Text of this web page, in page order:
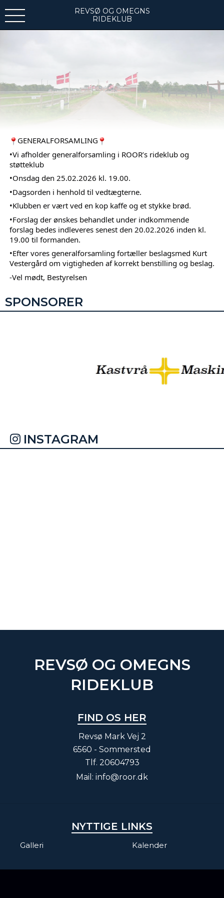
REVSØ OG OMEGNS
RIDEKLUB
GENERALFORSAMLING
•Vi afholder generalforsamling i ROOR’s rideklub og
støtteklub
•Onsdag den 25.02.2026 kl. 19.00.
•Dagsorden i henhold til vedtægterne.
•Klubben er vært ved en kop kaffe og et stykke brød.
•Forslag der ønskes behandlet under indkommende
forslag bedes indleveres senest den 20.02.2026 inden kl.
19.00 til formanden.
•Efter vores generalforsamling fortæller beslagsmed Kurt
Vestergård om vigtigheden af korrekt benstilling og beslag.
-Vel mødt, Bestyrelsen
SPONSORER
INSTAGRAM
REVSØ OG OMEGNS
RIDEKLUB
FIND OS HER
Revsø Mark Vej 2
6560 - Sommersted
Tlf. 20604793
Mail: info@roor.dk
NYTTIGE LINKS
Galleri Kalender